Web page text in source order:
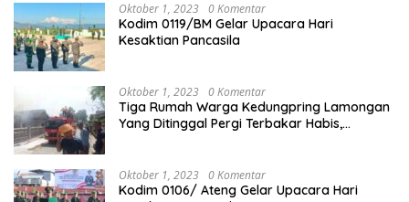
Oktober 1, 2023 0 Komentar
Kodim 0119/BM Gelar Upacara Hari
Kesaktian Pancasila
Oktober 1, 2023 0 Komentar
Tiga Rumah Warga Kedungpring Lamongan
Yang Ditinggal Pergi Terbakar Habis,
Oktober 1, 2023 0 Komentar
Kodim 0106/ Ateng Gelar Upacara Hari